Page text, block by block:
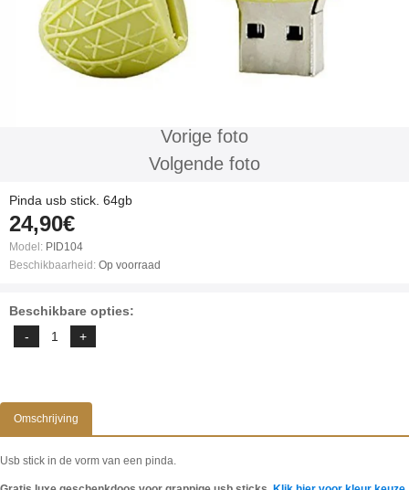
Vorige foto
Volgende foto
Pinda usb stick. 64gb
24,90€
Model: PID104
Beschikbaarheid: Op voorraad
Beschikbare opties:
Omschrijving
Usb stick in de vorm van een pinda.